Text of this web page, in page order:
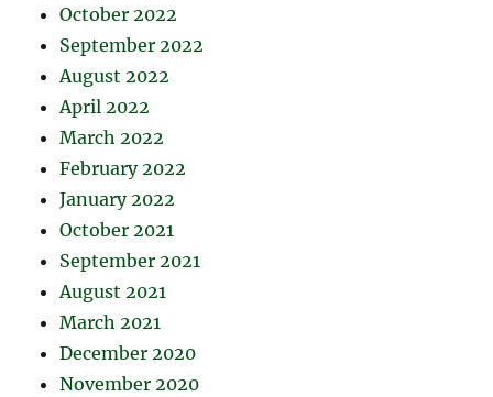
October 2022
September 2022
August 2022
April 2022
March 2022
February 2022
January 2022
October 2021
September 2021
August 2021
March 2021
December 2020
November 2020